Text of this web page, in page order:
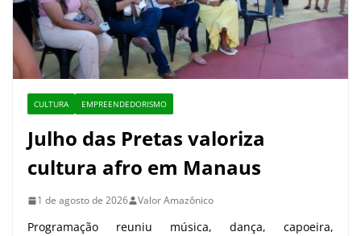
CULTURA EMPREENDEDORISMO
Julho das Pretas valoriza
cultura afro em Manaus
1 de agosto de 2026 Valor Amazônico
Programação reuniu música, dança, capoeira,